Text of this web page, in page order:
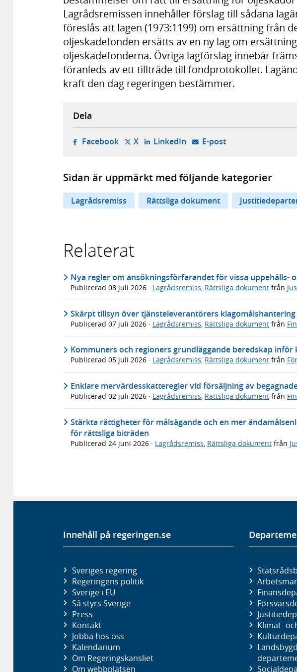
Lagrådsremissen innehåller förslag till sådana
föreslås att lagen (1973:1199) om ersättning från
oljeskadefonden ersätts av en ny lag om
oljeskadefonderna. Övriga lagförslag innebär
föranleds av ett tillträde till fondprotokollet.
kraft den dag regeringen bestämmer.
Dela
Facebook- öppnas i ny flik, extern webbplats,
X- öppnas i ny flik, extern webbplats,
LinkedIn- öppnas i ny flik, extern
E-post- öppnar din e-
Sidan är uppmärkt med följande kategorier
Lagrådsremiss Rättsliga dokument
Relaterat
Nya regler om ansökningsförfarandet för vissa uppehålls-
Publicerad 08 juli 2026 · Lagrådsremiss, Rättsliga dokument från
Skärpt tillsyn över tjänsteleverantörers klagomålshantering
Publicerad 07 juli 2026 · Lagrådsremiss Rättsliga dokument från
Kommuners och regioners grundläggande beredskap inför
Publicerad 05 juli 2026 · Lagrådsremiss, Rättsliga dokument från
Enklare mervärdesskatteregler vid försäljning av
Publicerad 02 juli 2026 · Lagrådsremiss, Rättsliga dokument från
Stärkta rättigheter för målsägande och en mer
för rättsliga biträden
Publicerad 24 juni 2026 · Lagrådsremiss Rättsliga dokument från
Innehåll på regeringen.se
Sveriges regering
Regeringens politik
Sverige i EU
Så styrs Sverige
Press
Kontakt
Jobba hos oss
Kalendarium
Om Regeringskansliet
Om webbplatsen
Klimat-